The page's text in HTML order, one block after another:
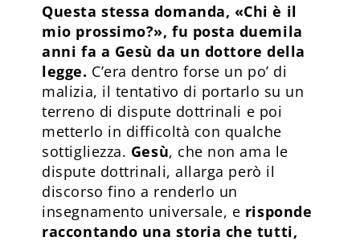
Questa stessa domanda, «Chi è il
mio prossimo?», fu posta duemila
anni fa a Gesù da un dottore della
legge. C’era dentro forse un po’ di
malizia, il tentativo di portarlo su un
terreno di dispute dottrinali e poi
metterlo in difficoltà con qualche
sottigliezza. Gesù, che non ama le
dispute dottrinali, allarga però il
discorso fino a renderlo un
insegnamento universale, e risponde
raccontando una storia che tutti,